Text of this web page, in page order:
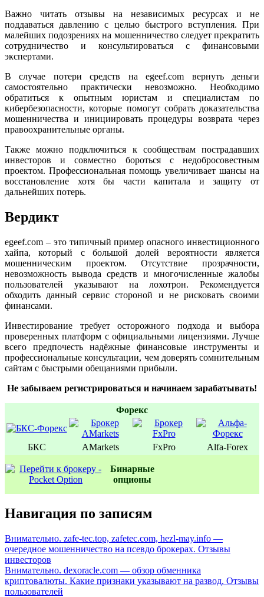
Важно читать отзывы на независимых ресурсах и не
поддаваться давлению с целью быстрого вступления. При
малейших подозрениях на мошенничество следует прекратить
сотрудничество и консультироваться с финансовыми
экспертами.
В случае потери средств на egeef.com вернуть деньги
самостоятельно практически невозможно. Необходимо
обратиться к опытным юристам и специалистам по
кибербезопасности, которые помогут собрать доказательства
мошенничества и инициировать процедуры возврата через
правоохранительные органы.
Также можно подключиться к сообществам пострадавших
инвесторов и совместно бороться с недобросовестным
проектом. Профессиональная помощь увеличивает шансы на
восстановление хотя бы части капитала и защиту от
дальнейших потерь.
Вердикт
egeef.com – это типичный пример опасного инвестиционного
хайпа, который с большой долей вероятности является
мошенническим проектом. Отсутствие прозрачности,
невозможность вывода средств и многочисленные жалобы
пользователей указывают на лохотрон. Рекомендуется
обходить данный сервис стороной и не рисковать своими
финансами.
Инвестирование требует осторожного подхода и выбора
проверенных платформ с официальными лицензиями. Лучше
всего предпочесть надёжные финансовые инструменты и
профессиональные консультации, чем доверять сомнительным
сайтам с быстрыми обещаниями прибыли.
Не забываем регистрироваться и начинаем зарабатывать!
Форекс
БКС AMarkets FxPro Alfa-Forex
Бинаpные
oпционы
Навигация по записям
Внимательно. zafe-tec.top, zafetec.com, hezl-may.info —
очередное мошенничество на псевдо брокерах. Отзывы
инвесторов
Внимательно. dexoracle.com — обзор обменника
криптовалюты. Какие признаки указывают на развод. Отзывы
пользователей